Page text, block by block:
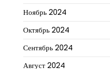
Ноябрь 2024
Октябрь 2024
Сентябрь 2024
Август 2024